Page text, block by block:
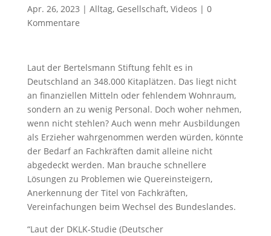
Apr. 26, 2023 | Alltag, Gesellschaft, Videos | 0
Kommentare
Laut der Bertelsmann Stiftung fehlt es in
Deutschland an 348.000 Kitaplätzen. Das liegt nicht
an finanziellen Mitteln oder fehlendem Wohnraum,
sondern an zu wenig Personal. Doch woher nehmen,
wenn nicht stehlen? Auch wenn mehr Ausbildungen
als Erzieher wahrgenommen werden würden, könnte
der Bedarf an Fachkräften damit alleine nicht
abgedeckt werden. Man brauche schnellere
Lösungen zu Problemen wie Quereinsteigern,
Anerkennung der Titel von Fachkräften,
Vereinfachungen beim Wechsel des Bundeslandes.
“Laut der DKLK-Studie (Deutscher